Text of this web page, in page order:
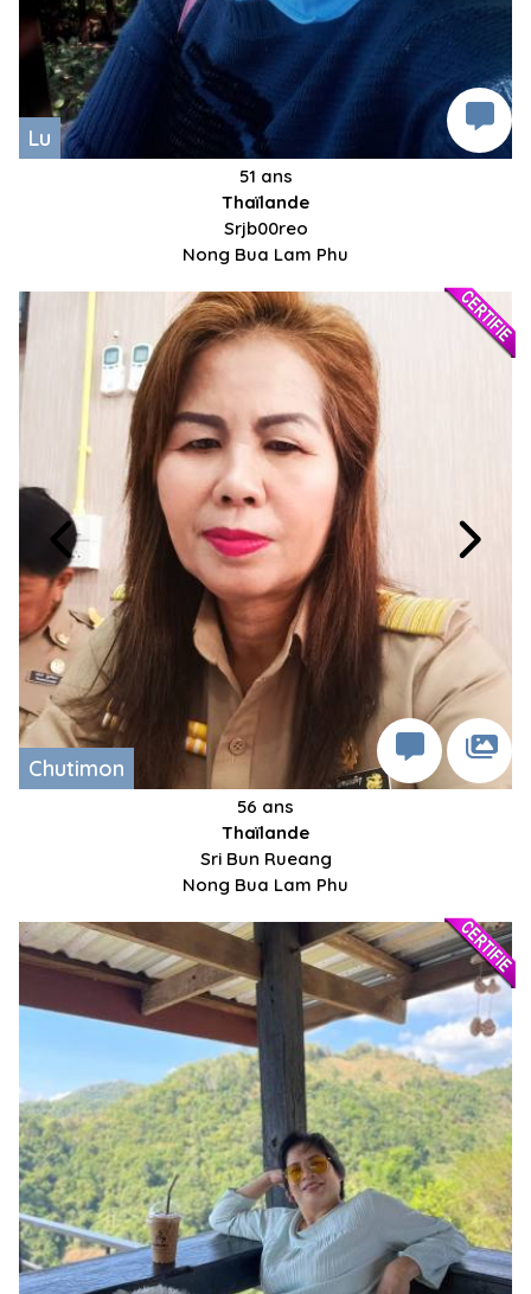
Lu
51 ans
Thaïlande
Srjb00reo
Nong Bua Lam Phu
Chutimon
56 ans
Thaïlande
Sri Bun Rueang
Nong Bua Lam Phu